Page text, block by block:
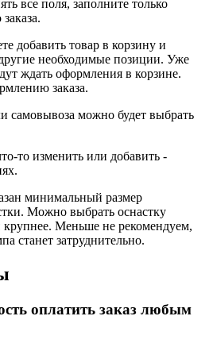
все поля, заполните только
добавить товар в корзину и
необходимые позиции. Уже
ждать оформления в корзине.
заказа.
самовывоза можно будет выбрать
то изменить или добавить -
минимальный размер
Можно выбрать оснастку
крупнее. Меньше не рекомендуем,
станет затруднительно.
оплатить заказ любым